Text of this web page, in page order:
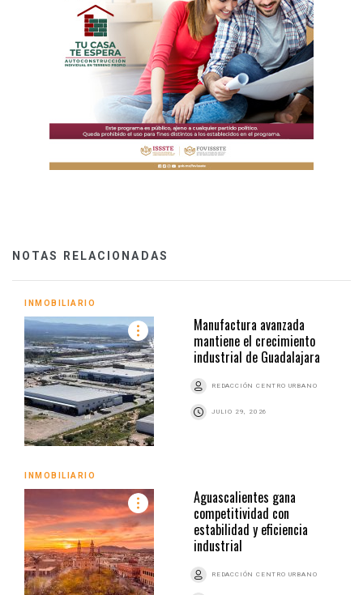
NOTAS RELACIONADAS
INMOBILIARIO
Manufactura avanzada
mantiene el crecimiento
industrial de Guadalajara
REDACCIÓN CENTRO URBANO
JULIO 29, 2026
INMOBILIARIO
Aguascalientes gana
competitividad con
estabilidad y eficiencia
industrial
REDACCIÓN CENTRO URBANO